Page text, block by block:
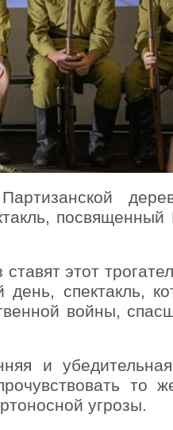
посвященный
этот
спектакль,
войны,
и
то
угрозы.